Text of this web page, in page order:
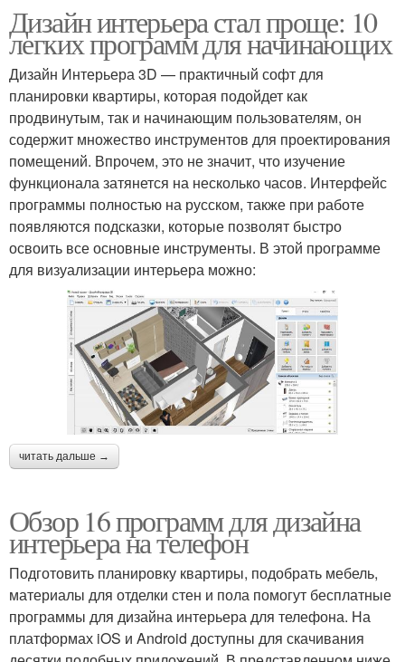
Дизайн интерьера стал проще: 10
легких программ для начинающих
Дизайн Интерьера 3D — практичный софт для
планировки квартиры, которая подойдет как
продвинутым, так и начинающим пользователям, он
содержит множество инструментов для проектирования
помещений. Впрочем, это не значит, что изучение
функционала затянется на несколько часов. Интерфейс
программы полностью на русском, также при работе
появляются подсказки, которые позволят быстро
освоить все основные инструменты. В этой программе
для визуализации интерьера можно:
читать дальше →
Обзор 16 программ для дизайна
интерьера на телефон
Подготовить планировку квартиры, подобрать мебель,
материалы для отделки стен и пола помогут бесплатные
программы для дизайна интерьера для телефона. На
платформах iOS и Android доступны для скачивания